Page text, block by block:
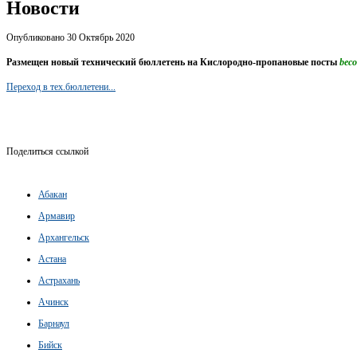
Новости
Опубликовано 30 Октябрь 2020
Размещен новый технический бюллетень на Кислородно-пропановые посты
Переход в тех.бюллетени...
Поделиться ссылкой
Абакан
Армавир
Архангельск
Астана
Астрахань
Ачинск
Барнаул
Бийск